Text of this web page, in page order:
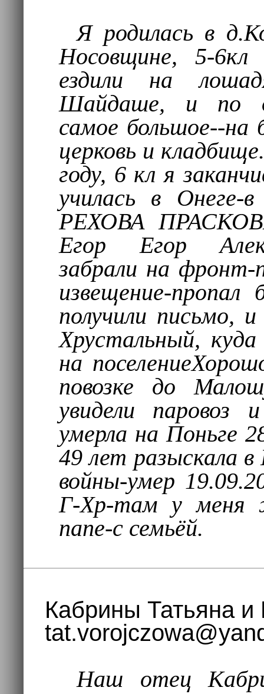
Я родилась в
Носовщине, 5-
ездили на
Шайдаше, и по
самое большое--на
церковь и
году, 6 кл я
училась в
РЕХОВА
Егор Егор
забрали на фронт-
извещение-
получили письмо,
Хрустальный, куда
на
повозке до
увидели
умерла на Поньге
49 лет разыскала
войны-умер
Г-Хр-там у меня
папе-с семьёй.
Кабрины Татьяна
Наш отец